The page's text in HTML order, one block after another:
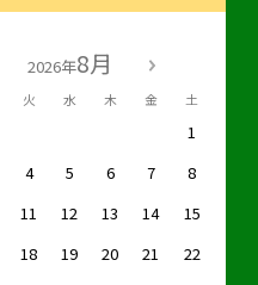
2026年8月
火 水 木 金 土
1
4 5 6 7
8
11 12 13 14
15
18 19 20 21
22